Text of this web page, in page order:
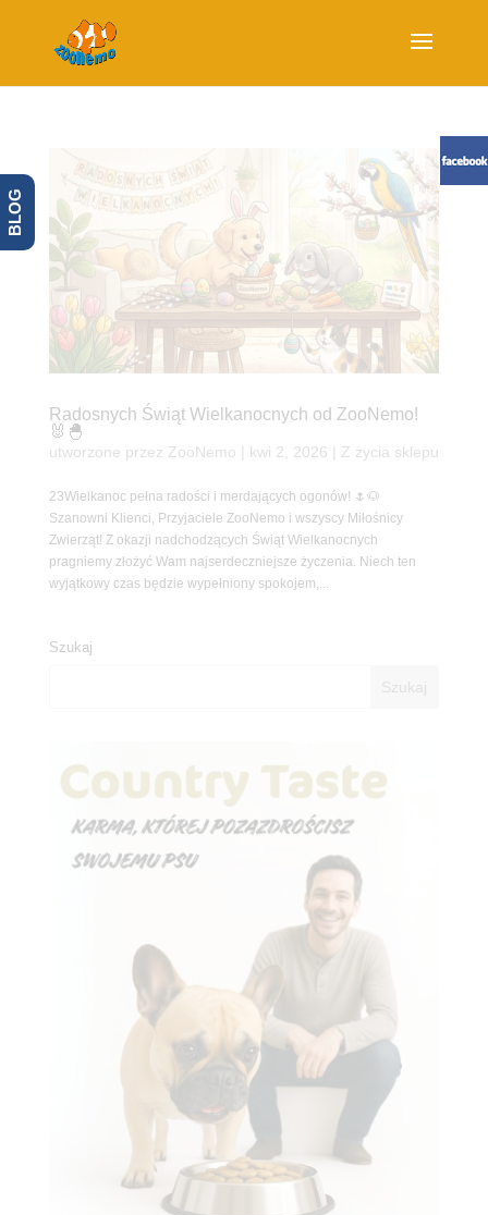
Radosnych Świąt Wielkanocnych od ZooNemo!
🐰🐣
utworzone przez ZooNemo kwi 2, 2026 Z życia sklepu
23Wielkanoc pełna radości i merdających ogonów! 🌷🐶
Szanowni Klienci, Przyjaciele ZooNemo i wszyscy Miłośnicy
Zwierząt! Z okazji nadchodzących Świąt Wielkanocnych
pragniemy złożyć Wam najserdeczniejsze życzenia. Niech ten
wyjątkowy czas będzie wypełniony spokojem,...
Szukaj
BLOG